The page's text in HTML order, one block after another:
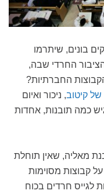
בונים, שיתרמו
החרדי שבה,
החברתיות?
קיטוב, ניכור ואיום
כמה תובנות, אחדות
מאליה, שאין תוחלת
קבוצות מסוימות
לגייס חרדים בכוח